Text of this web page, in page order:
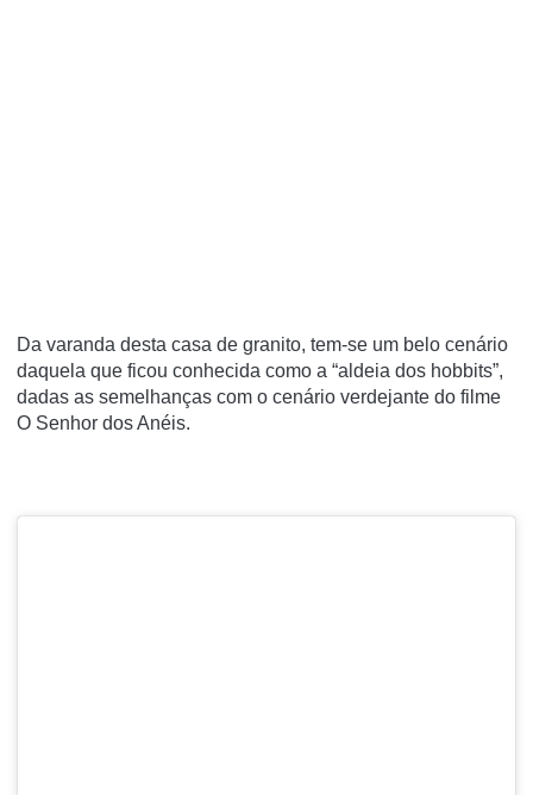
Da varanda desta casa de granito, tem-se um belo cenário
daquela que ficou conhecida como a “aldeia dos hobbits”,
dadas as semelhanças com o cenário verdejante do filme
O Senhor dos Anéis.